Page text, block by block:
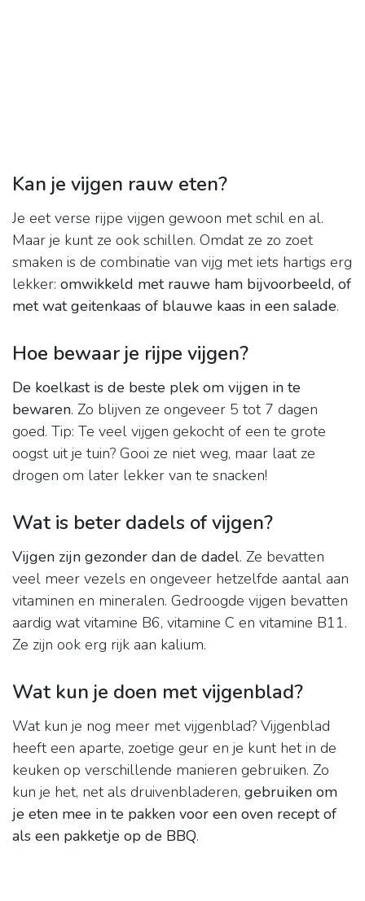
Kan je vijgen rauw eten?
Je eet verse rijpe vijgen gewoon met schil en al.
Maar je kunt ze ook schillen. Omdat ze zo zoet
smaken is de combinatie van vijg met iets hartigs erg
lekker: omwikkeld met rauwe ham bijvoorbeeld, of
met wat geitenkaas of blauwe kaas in een salade.
Hoe bewaar je rijpe vijgen?
De koelkast is de beste plek om vijgen in te
bewaren. Zo blijven ze ongeveer 5 tot 7 dagen
goed. Tip: Te veel vijgen gekocht of een te grote
oogst uit je tuin? Gooi ze niet weg, maar laat ze
drogen om later lekker van te snacken!
Wat is beter dadels of vijgen?
Vijgen zijn gezonder dan de dadel. Ze bevatten
veel meer vezels en ongeveer hetzelfde aantal aan
vitaminen en mineralen. Gedroogde vijgen bevatten
aardig wat vitamine B6, vitamine C en vitamine B11.
Ze zijn ook erg rijk aan kalium.
Wat kun je doen met vijgenblad?
Wat kun je nog meer met vijgenblad? Vijgenblad
heeft een aparte, zoetige geur en je kunt het in de
keuken op verschillende manieren gebruiken. Zo
kun je het, net als druivenbladeren, gebruiken om
je eten mee in te pakken voor een oven recept of
als een pakketje op de BBQ.